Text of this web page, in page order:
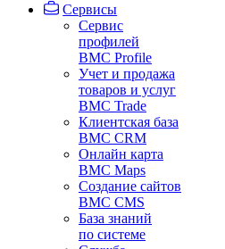
Сервисы
Сервис
профилей
BMC Profile
Учет и продажа
товаров и услуг
BMC Trade
Клиентская база
BMC CRM
Онлайн карта
BMC Maps
Создание сайтов
BMC CMS
База знаний
по системе